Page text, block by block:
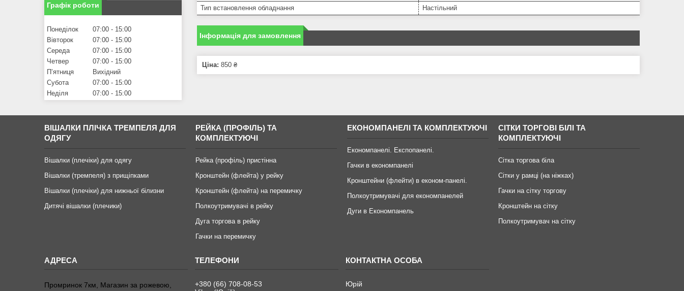
Тип встановлення обладнання
Настільний
Інформація для замовлення
Ціна: 850 ₴
Графік роботи
Понеділок 07:00
15:00
Вівторок
07:00
15:00
Середа
07:00
15:00
Четвер
07:00
15:00
Пʼятниця
Вихідний
Субота
07:00
15:00
Неділя
07:00 15:00
ВІШАЛКИ ПЛІЧКА ТРЕМПЕЛЯ ДЛЯ
ОДЯГУ
Вішалки (плечіки) для одягу
Вішалки (тремпеля) з прищіпками
Вішалки (плечіки) для нижньої білизни
Дитячі вішалки (плечики)
РЕЙКА (ПРОФІЛЬ) ТА
КОМПЛЕКТУЮЧІ
Рейка (профіль) пристінна
Кронштейн (флейта) у рейку
Кронштейн (флейта) на перемичку
Полкоутримувачі в рейку
Дуга торгова в рейку
Гачки на перемичку
ЕКОНОМПАНЕЛІ ТА КОМПЛЕКТУЮЧІ
Економпанелі. Експопанелі.
Гачки в економпанелі
Кронштейни (флейти) в економ-панелі.
Полкоутримувачі для економпанелей
Дуги в Економпанель
СІТКИ ТОРГОВІ БІЛІ ТА
КОМПЛЕКТУЮЧІ
Сітка торгова біла
Сітки у рамці (на ніжках)
Гачки на сітку торгову
Кронштейн на сітку
Полкоутримувач на сітку
Промринок 7км, Магазин за рожевою,
+380 (66) 708-08-53
Юрій